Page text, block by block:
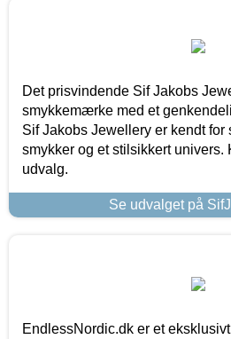
Det prisvindende Sif Jakobs
smykkemærke med et
Sif Jakobs Jewellery er kendt for
smykker og et stilsikkert univers.
udvalg.
Se udvalget på
EndlessNordic.dk er et